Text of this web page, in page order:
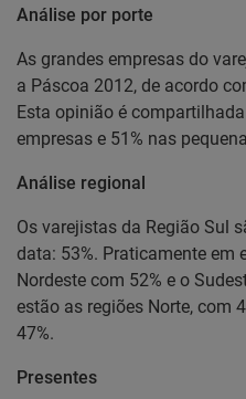
Análise por porte
As grandes empresas do
a Páscoa 2012, de acordo
Esta opinião é
empresas e 51% nas
Análise regional
Os varejistas da Região Sul
data: 53%. Praticamente em
Nordeste com 52% e o
estão as regiões Norte, com
47%.
Presentes